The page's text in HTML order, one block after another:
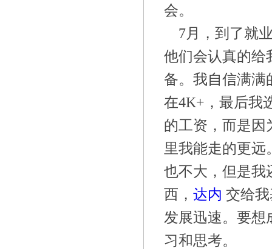
会。
7月，到了就
他们会认真的给
备。我自信满满
在4K+，最后我
的工资，而是因
里我能走的更远
也不大，但是我
西， 达内 交给
发展迅速。要想
习和思考。